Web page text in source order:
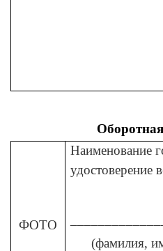
ФОТО
Наименование
удостоверение
(фамилия,